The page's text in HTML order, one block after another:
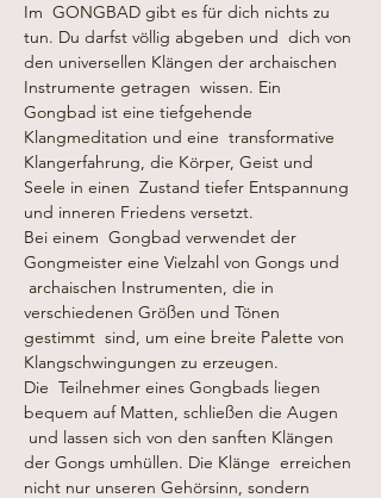
Im  GONGBAD gibt es für dich nichts zu
tun. Du darfst völlig abgeben und  dich von
den universellen Klängen der archaischen
Instrumente getragen  wissen. Ein
Gongbad ist eine tiefgehende
Klangmeditation und eine  transformative
Klangerfahrung, die Körper, Geist und
Seele in einen  Zustand tiefer Entspannung
und inneren Friedens versetzt.
Bei einem  Gongbad verwendet der
Gongmeister eine Vielzahl von Gongs und
archaischen Instrumenten, die in
verschiedenen Größen und Tönen
gestimmt  sind, um eine breite Palette von
Klangschwingungen zu erzeugen.
Die  Teilnehmer eines Gongbads liegen
bequem auf Matten, schließen die Augen
und lassen sich von den sanften Klängen
der Gongs umhüllen. Die Klänge  erreichen
nicht nur unseren Gehörsinn, sondern